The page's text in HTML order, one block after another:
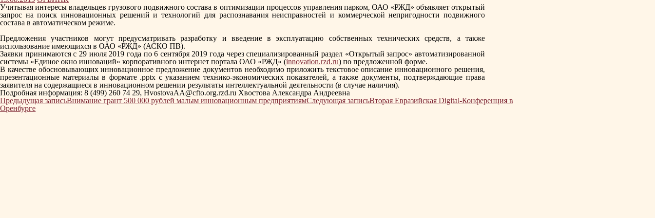
Учитывая интересы владельцев грузового подвижного состава в оптимизации процессов управления парком, ОАО «РЖД» объявляет открытый
запрос на поиск инновационных решений и технологий для распознавания неисправностей и коммерческой непригодности подвижного
состава в автоматическом режиме.
Предложения участников могут предусматривать разработку и введение в эксплуатацию собственных технических средств, а также
использование имеющихся в ОАО «РЖД» (АСКО ПВ).
Заявки принимаются с 29 июля 2019 года по 6 сентября 2019 года через специализированный раздел «Открытый запрос» автоматизированной
системы «Единое окно инноваций» корпоративного интернет портала ОАО «РЖД» (innovation.rzd.ru) по предложенной форме.
В качестве обосновывающих инновационное предложение документов необходимо приложить текстовое описание инновационного решения,
презентационные материалы в формате .pptx с указанием технико-экономических показателей, а также документы, подтверждающие права
заявителя на содержащиеся в инновационном решении результаты интеллектуальной деятельности (в случае наличия).
Подробная информация: 8 (499) 260 74 29, HvostovaAA@cfto.org.rzd.ru Хвостова Александра Андреевна
Навигация
по
Предыдущая записьВнимание грант 500 000 рублей малым инновационным предприятиямСледующая записьВторая Евразийская Digital-Конференция в
Оренбурге